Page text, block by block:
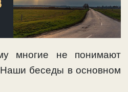
многие не понимают
Наши беседы в основном